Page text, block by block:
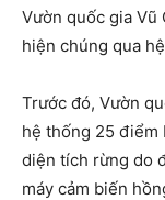
Vườn quốc gia Vũ
hiện chúng qua
Trước đó, Vườn
hệ thống 25 điểm
diện tích rừng do
máy cảm biến